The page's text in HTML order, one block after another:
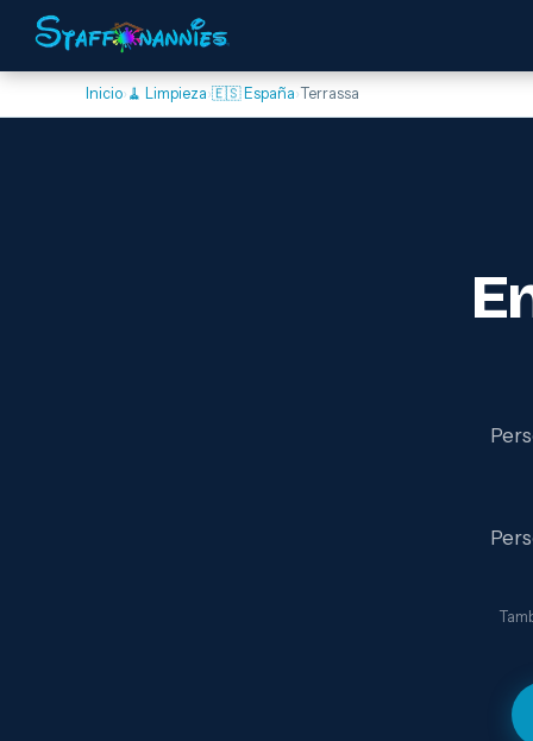
Inicio› 🧹 Limpieza›🇪🇸 España›Terrassa